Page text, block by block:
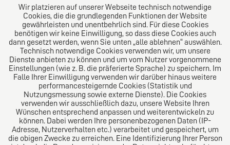
Über uns
Das Kanzlei-Vertrauensnetzwerk. Aus Europa für die
Welt. Für den erfolgreichen Mittelstand.
Folgen Sie uns auf
Das europäische Kanzlei-Netzwerk
Wir platzieren auf unserer Webseite technisch notwendige
Cookies, die die grundlegenden Funktionen der Website
gewährleisten und unentbehrlich sind. Für diese Cookies
benötigen wir keine Einwilligung, so dass diese Cookies auch
dann gesetzt werden, wenn Sie unten „alle ablehnen“ auswählen.
Technisch notwendige Cookies verwenden wir, um unsere
Dienste anbieten zu können und um vom Nutzer vorgenommene
Einstellungen (wie z. B. die präferierte Sprache) zu speichern. Im
Falle Ihrer Einwilligung verwenden wir darüber hinaus weitere
performancesteigernde Cookies (Statistik und
Nutzungsmessung sowie externe Dienste). Die Cookies
verwenden wir ausschließlich dazu, unsere Website Ihren
Wünschen entsprechend anpassen und weiterentwickeln zu
können. Dabei werden Ihre personenbezogenen Daten (IP-
Adresse, Nutzerverhalten etc.) verarbeitet und gespeichert, um
die obigen Zwecke zu erreichen. Eine Identifizierung Ihrer Person